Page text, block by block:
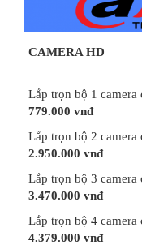
CAMERA HD
Lắp trọn bộ 1 camera
779.000 vnđ
Lắp trọn bộ 2 camera
2.950.000 vnđ
Lắp trọn bộ 3 camera
3.470.000 vnđ
Lắp trọn bộ 4 camera
4.379.000 vnđ